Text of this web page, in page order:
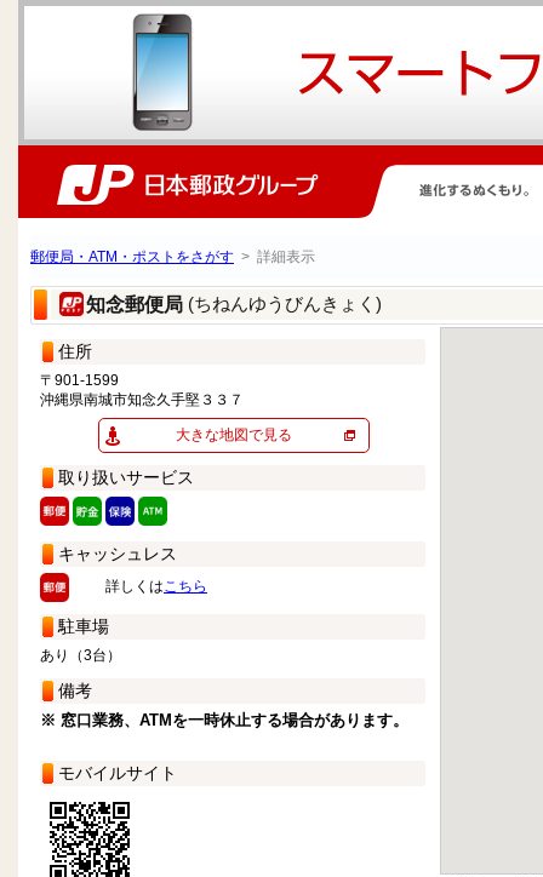
郵便局・ATM・ポストをさがす > 詳細表示
知念郵便局 (ちねんゆうびんきょく)
住所
〒901-1599
沖縄県南城市知念久手堅３３７
大きな地図で見る
取り扱いサービス
キャッシュレス
詳しくはこちら
駐車場
あり（3台）
備考
※ 窓口業務、ATMを一時休止する場合があります。
モバイルサイト